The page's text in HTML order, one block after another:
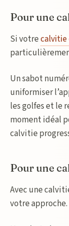
Pour une
Si votre
Un sabot
uniformiser
les golfes et le
moment idéal
calvitie
Pour une
Avec une
votre approche.